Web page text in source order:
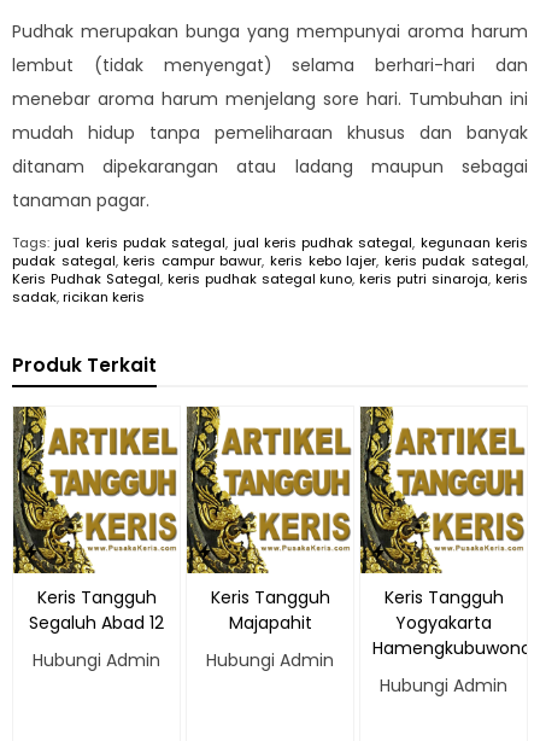
Pudhak merupakan bunga yang mempunyai aroma harum
lembut (tidak menyengat) selama berhari-hari dan
menebar aroma harum menjelang sore hari. Tumbuhan ini
mudah hidup tanpa pemeliharaan khusus dan banyak
ditanam dipekarangan atau ladang maupun sebagai
tanaman pagar.
Tags:jual keris pudak sategal, jual keris pudhak sategal, kegunaan keris
pudak sategal,keris campur bawur,keris kebo lajer, keris pudak sategal,
Keris Pudhak Sategal, keris pudhak sategal kuno,keris putri sinaroja,keris
sadak,ricikan keris
Produk Terkait
Keris Tangguh
Segaluh Abad 12
Hubungi Admin
Keris Tangguh
Majapahit
Hubungi Admin
Keris Tangguh
Yogyakarta
Hamengkubuwono
Hubungi Admin